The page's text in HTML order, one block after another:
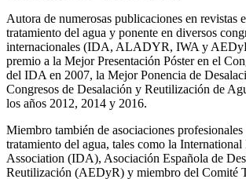
Autora de numerosas publicaciones en revistas
tratamiento del agua y ponente en diversos
internacionales (IDA, ALADYR, IWA y
premio a la Mejor Presentación Póster en el
del IDA en 2007, la Mejor Ponencia de
Congresos de Desalación y Reutilización de
los años 2012, 2014 y 2016.
Miembro también de asociaciones profesionales
tratamiento del agua, tales como la
Association (IDA), Asociación Española de
Reutilización (AEDyR) y miembro del Comité